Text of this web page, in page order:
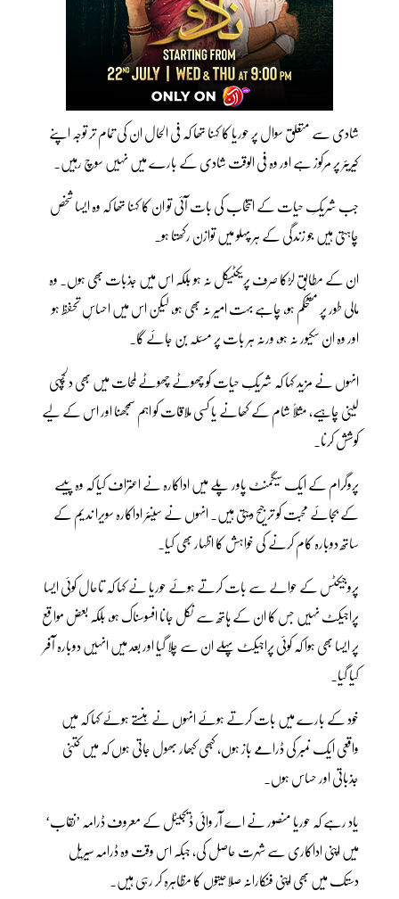
شادی سے متعلق سوال پر حوریا کا کہنا تھا کہ فی الحال ان کی تمام تر توجہ اپنے
کیریئر پر مرکوز ہے اور وہ فی الوقت شادی کے بارے میں نہیں سوچ رہیں۔
جب شریکِ حیات کے انتخاب کی بات آئی تو ان کا کہنا تھا کہ وہ ایسا شخص
چاہتی ہیں جو زندگی کے ہر پہلو میں توازن رکھتا ہو۔
ان کے مطابق لڑکا صرف پریکٹیکل نہ ہو بلکہ اس میں جذبات بھی ہوں۔ وہ
مالی طور پر مستحکم ہو، چاہے بہت امیر نہ بھی ہو، لیکن اس میں احساسِ تحفظ ہو
اور وہ ان سکیور نہ ہو، ورنہ ہر بات پر مسئلہ بن جائے گا۔
انہوں نے مزید کہا کہ شریکِ حیات کو چھوٹے چھوٹے لمحات میں بھی دلچسپی
لینی چاہیے، مثلاً شام کے کھانے یا کسی ملاقات کو اہم سمجھنا اور اس کے لیے
کوشش کرنا۔
پروگرام کے ایک سیگمنٹ پاور پلے میں اداکارہ نے اعتراف کیا کہ وہ پیسے
کے بجائے محبت کو ترجیح دیتی ہیں۔ انہوں نے سینئر اداکارہ سویرا ندیم کے
ساتھ دوبارہ کام کرنے کی خواہش کا اظہار بھی کیا۔
پروجیکٹس کے حوالے سے بات کرتے ہوئے حوریا نے کہا کہ تاحال کوئی ایسا
پراجیکٹ نہیں جس کا ان کے ہاتھ سے نکل جانا افسوسناک ہو، بلکہ بعض مواقع
پر ایسا بھی ہوا کہ کوئی پراجیکٹ پہلے ان سے چلا گیا اور بعد میں انہیں دوبارہ آفر
کیا گیا۔
خود کے بارے میں بات کرتے ہوئے انہوں نے ہنستے ہوئے کہا کہ میں
واقعی ایک نمبر کی ڈرامے باز ہوں، کبھی کبھار بھول جاتی ہوں کہ میں کتنی
جذباتی اور حساس ہوں۔
یاد رہے کہ حوریا منصور نے اے آر وائی ڈیجیٹل کے معروف ڈرامہ ’نقاب‘
میں اپنی اداکاری سے شہرت حاصل کی، جبکہ اس وقت وہ ڈرامہ سیریل
دستک میں بھی اپنی فنکارانہ صلاحیتوں کا مظاہرہ کر رہی ہیں۔